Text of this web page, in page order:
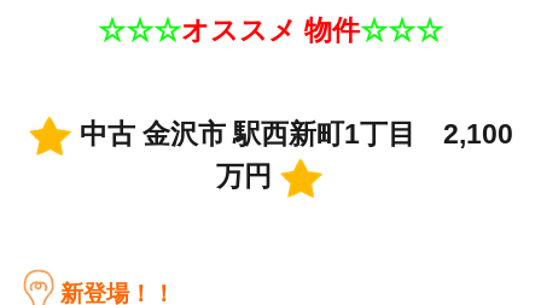
☆☆☆オススメ 物件☆☆☆
中古 金沢市 駅西新町1丁目 2,100
万円
新登場！！